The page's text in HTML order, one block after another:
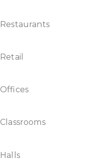
Restaurants
Retail
Offices
Classrooms
Halls